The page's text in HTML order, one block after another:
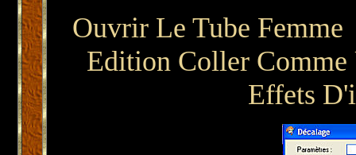
Ouvrir Le Tube
Edition Coller Comme
Effets